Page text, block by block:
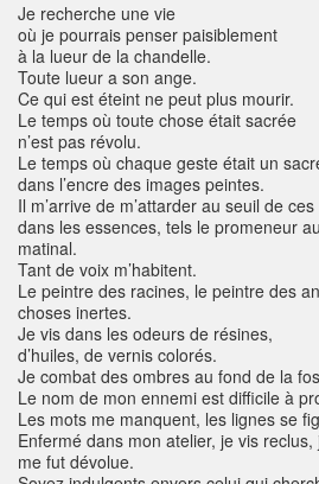
Je recherche une vie
où je pourrais penser paisiblement
à la lueur de la chandelle.
Toute lueur a son ange.
Ce qui est éteint ne peut plus mourir.
Le temps où toute chose était sacrée
n’est pas révolu.
Le temps où chaque geste était un
dans l’encre des images peintes.
Il m’arrive de m’attarder au seuil de
dans les essences, tels le promeneur
matinal.
Tant de voix m’habitent.
Le peintre des racines, le peintre des
choses inertes.
Je vis dans les odeurs de résines,
d’huiles, de vernis colorés.
Je combat des ombres au fond de la
Le nom de mon ennemi est difficile à
Les mots me manquent, les lignes se
Enfermé dans mon atelier, je vis reclus,
me fut dévolue.